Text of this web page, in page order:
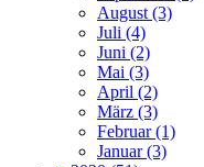
August (3)
Juli (4)
Juni (2)
Mai (3)
April (2)
März (3)
Februar (1)
Januar (3)